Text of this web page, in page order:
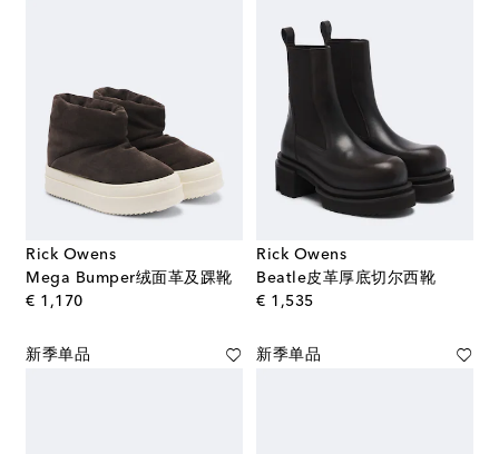
Rick Owens
Mega Bumper绒面革及踝靴
€ 1,170original price
Rick Owens
Beatle皮革厚底切尔西靴
€ 1,535original price
新季单品 新季单品